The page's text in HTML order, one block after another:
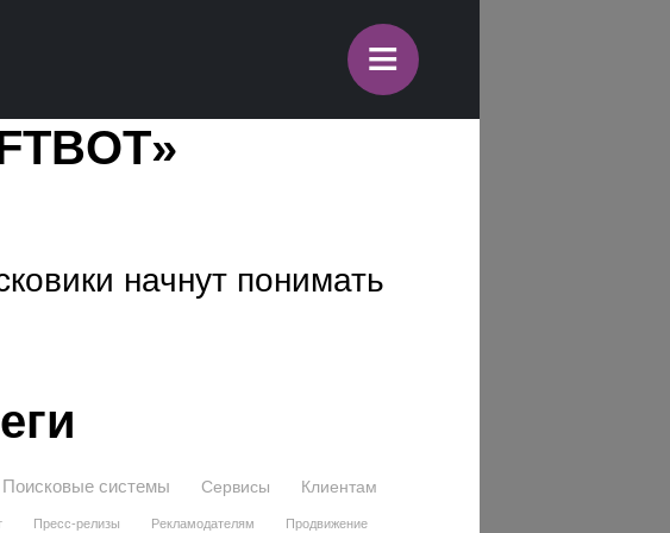
≡
начнут понимать
Поисковые системы Сервисы
Клиентам
Пресс-релизы Рекламодателям Продвижение